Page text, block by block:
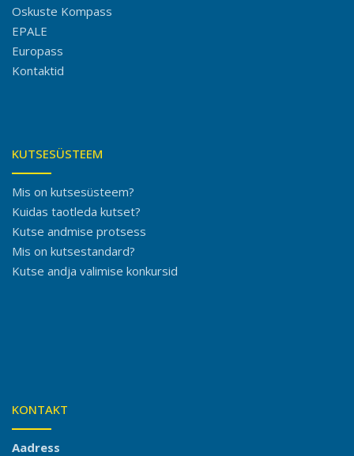
Oskuste Kompass
EPALE
Europass
Kontaktid
KUTSESÜSTEEM
Mis on kutsesüsteem?
Kuidas taotleda kutset?
Kutse andmise protsess
Mis on kutsestandard?
Kutse andja valimise konkursid
KONTAKT
Aadress